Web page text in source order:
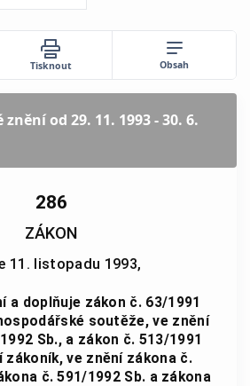
Tisknout Obsah
zněníod 29. 11. 1993 - 30. 6.
286
ZÁKON
11. listopadu 1993,
a doplňuje zákon č. 63/1991
soutěže, ve znění
Sb., a zákon č. 513/1991
zákoník, ve znění zákona č.
č. 591/1992 Sb. a zákona